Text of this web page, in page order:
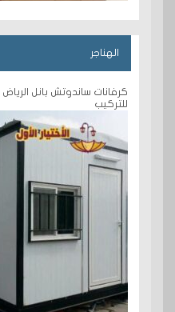
الهناجر
للتركيب